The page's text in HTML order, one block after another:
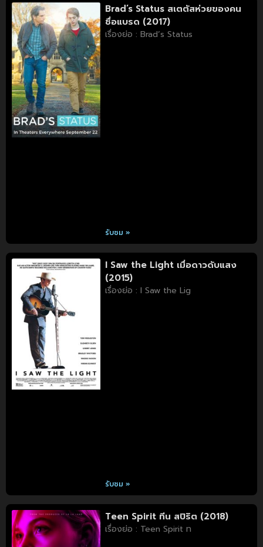
Brad’s Status สเตตัสห่วยของคน
ชื่อแบรด (2017)
เรื่องย่อ : Brad’s Status
รับชม »
I Saw the Light เมื่อดาวดับแสง
(2015)
เรื่องย่อ : I Saw the Lig
รับชม »
Teen Spirit ทีน สปิริต (2018)
เรื่องย่อ : Teen Spirit ท